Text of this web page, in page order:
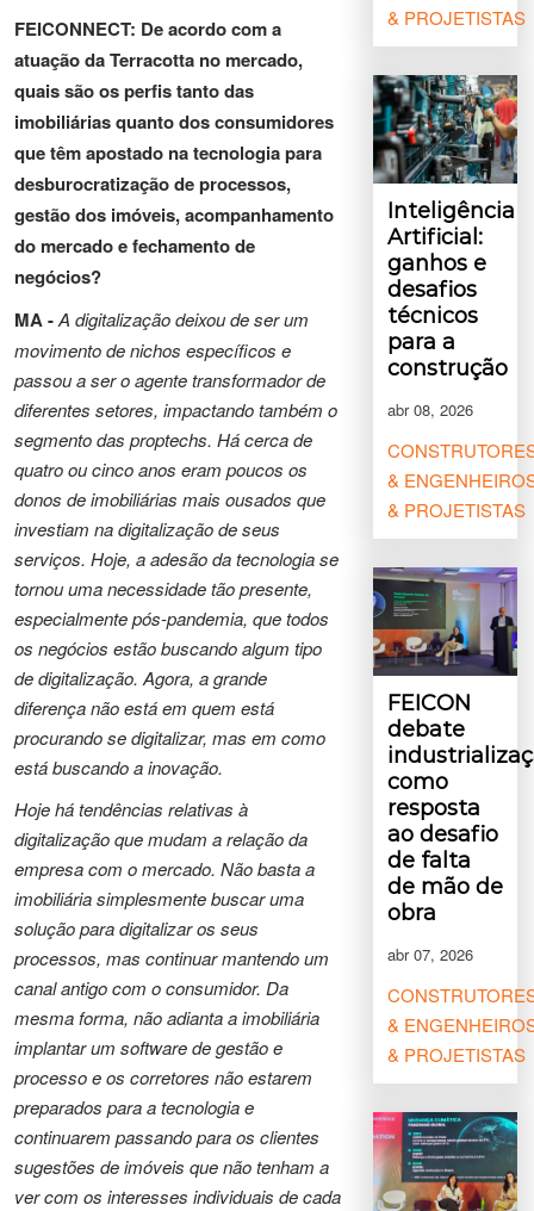
FEICONNECT: De acordo com a
atuação da Terracotta no mercado,
quais são os perfis tanto das
imobiliárias quanto dos consumidores
que têm apostado na tecnologia para
desburocratização de processos,
gestão dos imóveis, acompanhamento
do mercado e fechamento de
negócios?
MA -A digitalização deixou de ser um
movimento de nichos específicos e
passou a ser o agente transformador de
diferentes setores, impactando também o
segmento das proptechs. Há cerca de
quatro ou cinco anos eram poucos os
donos de imobiliárias mais ousados que
investiam na digitalização de seus
serviços. Hoje, a adesão da tecnologia se
tornou uma necessidade tão presente,
especialmente pós-pandemia, que todos
os negócios estão buscando algum tipo
de digitalização. Agora, a grande
diferença não está em quem está
procurando se digitalizar, mas em como
está buscando a inovação.
Hoje há tendências relativas à
digitalização que mudam a relação da
empresa com o mercado. Não basta a
imobiliária simplesmente buscar uma
solução para digitalizar os seus
processos, mas continuar mantendo um
canal antigo com o consumidor. Da
mesma forma, não adianta a imobiliária
implantar um software de gestão e
processo e os corretores não estarem
preparados para a tecnologia e
continuarem passando para os clientes
sugestões de imóveis que não tenham a
ver com os interesses individuais de cada
& PROJETISTAS
Inteligência
Artificial:
ganhos e
desafios
técnicos
para a
construção
abr 08, 2026
&
& PROJETISTAS
FEICON
debate
como
resposta
ao desafio
de falta
de mão de
obra
abr 07, 2026
&
& PROJETISTAS